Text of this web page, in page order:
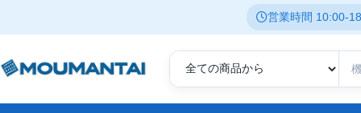
営業時間 10:00-